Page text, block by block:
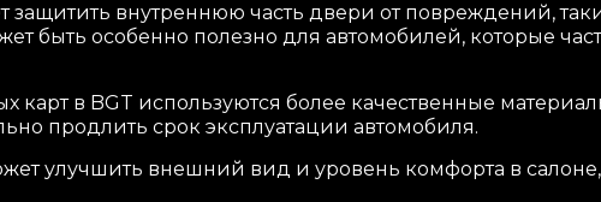
защитить внутреннюю часть двери от повреждений,
быть особенно полезно для автомобилей, которые
карт в BGT используются более качественные
продлить срок эксплуатации автомобиля.
улучшить внешний вид и уровень комфорта в